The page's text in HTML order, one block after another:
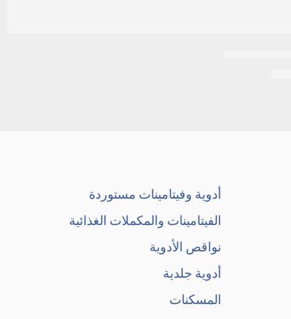
أدوية وفيتامينات مستوردة
الفيتامينات والمكملات الغذائية
نواقص الأدوية
أدوية جلدية
المسكنات